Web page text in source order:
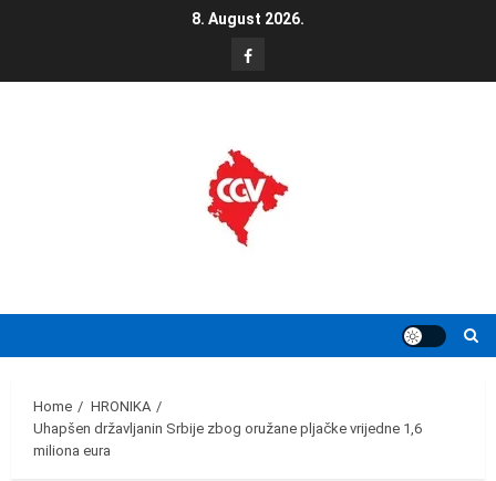
8. August 2026.
FB
Home
HRONIKA
Uhapšen državljanin Srbije zbog oružane pljačke vrijedne 1,6
miliona eura